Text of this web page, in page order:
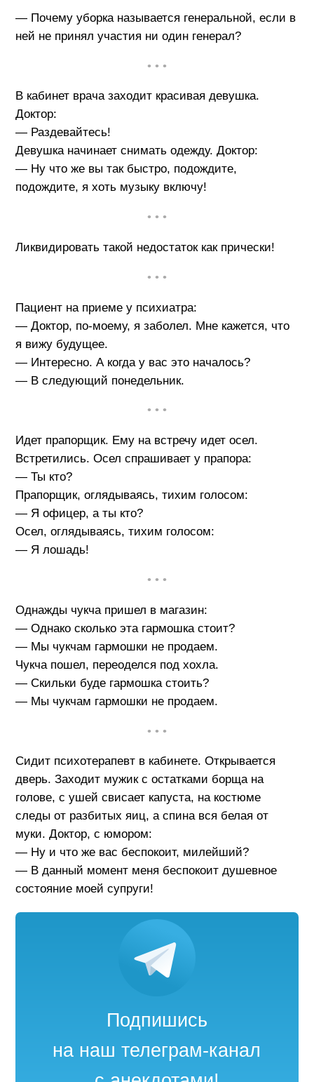
— Почему уборка называется генеральной, если в
ней не принял участия ни один генерал?
• • •
В кабинет врача заходит красивая девушка.
Доктор:
— Раздевайтесь!
Девушка начинает снимать одежду. Доктор:
— Hу что же вы так быстро, подождите,
подождите, я хоть музыку включу!
• • •
Ликвидировать такой недостаток как прически!
• • •
Пациент на приеме у психиатра:
— Доктор, по-моему, я заболел. Мне кажется, что
я вижу будущее.
— Интересно. А когда у вас это началось?
— В следующий понедельник.
• • •
Идет прапорщик. Ему на встречу идет осел.
Встретились. Осел спрашивает у прапора:
— Ты кто?
Прапорщик, оглядываясь, тихим голосом:
— Я офицер, а ты кто?
Осел, оглядываясь, тихим голосом:
— Я лошадь!
• • •
Однажды чукча пришел в магазин:
— Однако сколько эта гармошка стоит?
— Мы чукчам гармошки не продаем.
Чукча пошел, переоделся под хохла.
— Скильки буде гармошка стоить?
— Мы чукчам гармошки не продаем.
• • •
Сидит психотерапевт в кабинете. Открывается
дверь. Заходит мужик с остатками борща на
голове, с ушей свисает капуста, на костюме
следы от разбитых яиц, а спина вся белая от
муки. Доктор, с юмором:
— Ну и что же вас беспокоит, милейший?
— В данный момент меня беспокоит душевное
состояние моей супруги!
Подпишись
на наш телеграм-канал